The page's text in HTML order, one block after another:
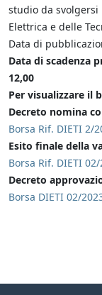
studio da
Elettrica e delle
Data di
Data di scadenza
12,00
Per visualizzare il
Decreto nomina
Borsa Rif. DIETI 2/
Esito finale della
Borsa Rif. DIETI
Decreto
Borsa DIETI 02/